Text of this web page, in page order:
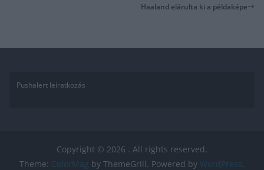
Haaland elárulta ki a példaképe
Pushalert leíratkozás
Copyright © 2026 . All rights reserved.
Theme: ColorMag by ThemeGrill. Powered by WordPress.